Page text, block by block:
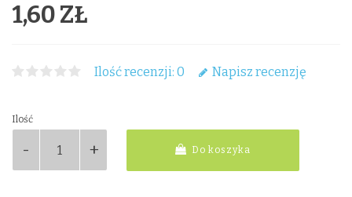
1,60 ZŁ
Ilość recenzji: 0 Napisz recenzję
Ilość
Do koszyka